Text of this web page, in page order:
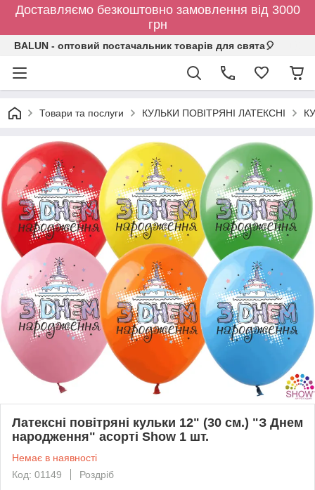
Доставляємо безкоштовно замовлення від 3000
грн
BALUN - оптовий постачальник товарів для свята🎈
Товари та послуги КУЛЬКИ ПОВІТРЯНІ ЛАТЕКСНІ
Латексні повітряні кульки 12" (30 см.) "З Днем
народження" асорті Show 1 шт.
Немає в наявності
Код: 01149
Роздріб